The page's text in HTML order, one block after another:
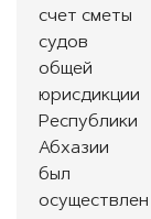
счет сметы
судов
общей
юрисдикции
Республики
Абхазии
был
осуществлен